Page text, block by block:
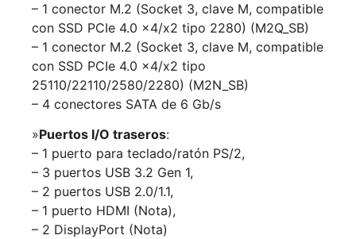
– 1 conector M.2 (Socket 3, clave M, compatible
con SSD PCIe 4.0 x4/x2 tipo 2280) (M2Q_SB)
– 1 conector M.2 (Socket 3, clave M, compatible
con SSD PCIe 4.0 x4/x2 tipo
25110/22110/2580/2280) (M2N_SB)
– 4 conectores SATA de 6 Gb/s
»Puertos I/O traseros:
– 1 puerto para teclado/ratón PS/2,
– 3 puertos USB 3.2 Gen 1,
– 2 puertos USB 2.0/1.1,
– 1 puerto HDMI (Nota),
– 2 DisplayPort (Nota)